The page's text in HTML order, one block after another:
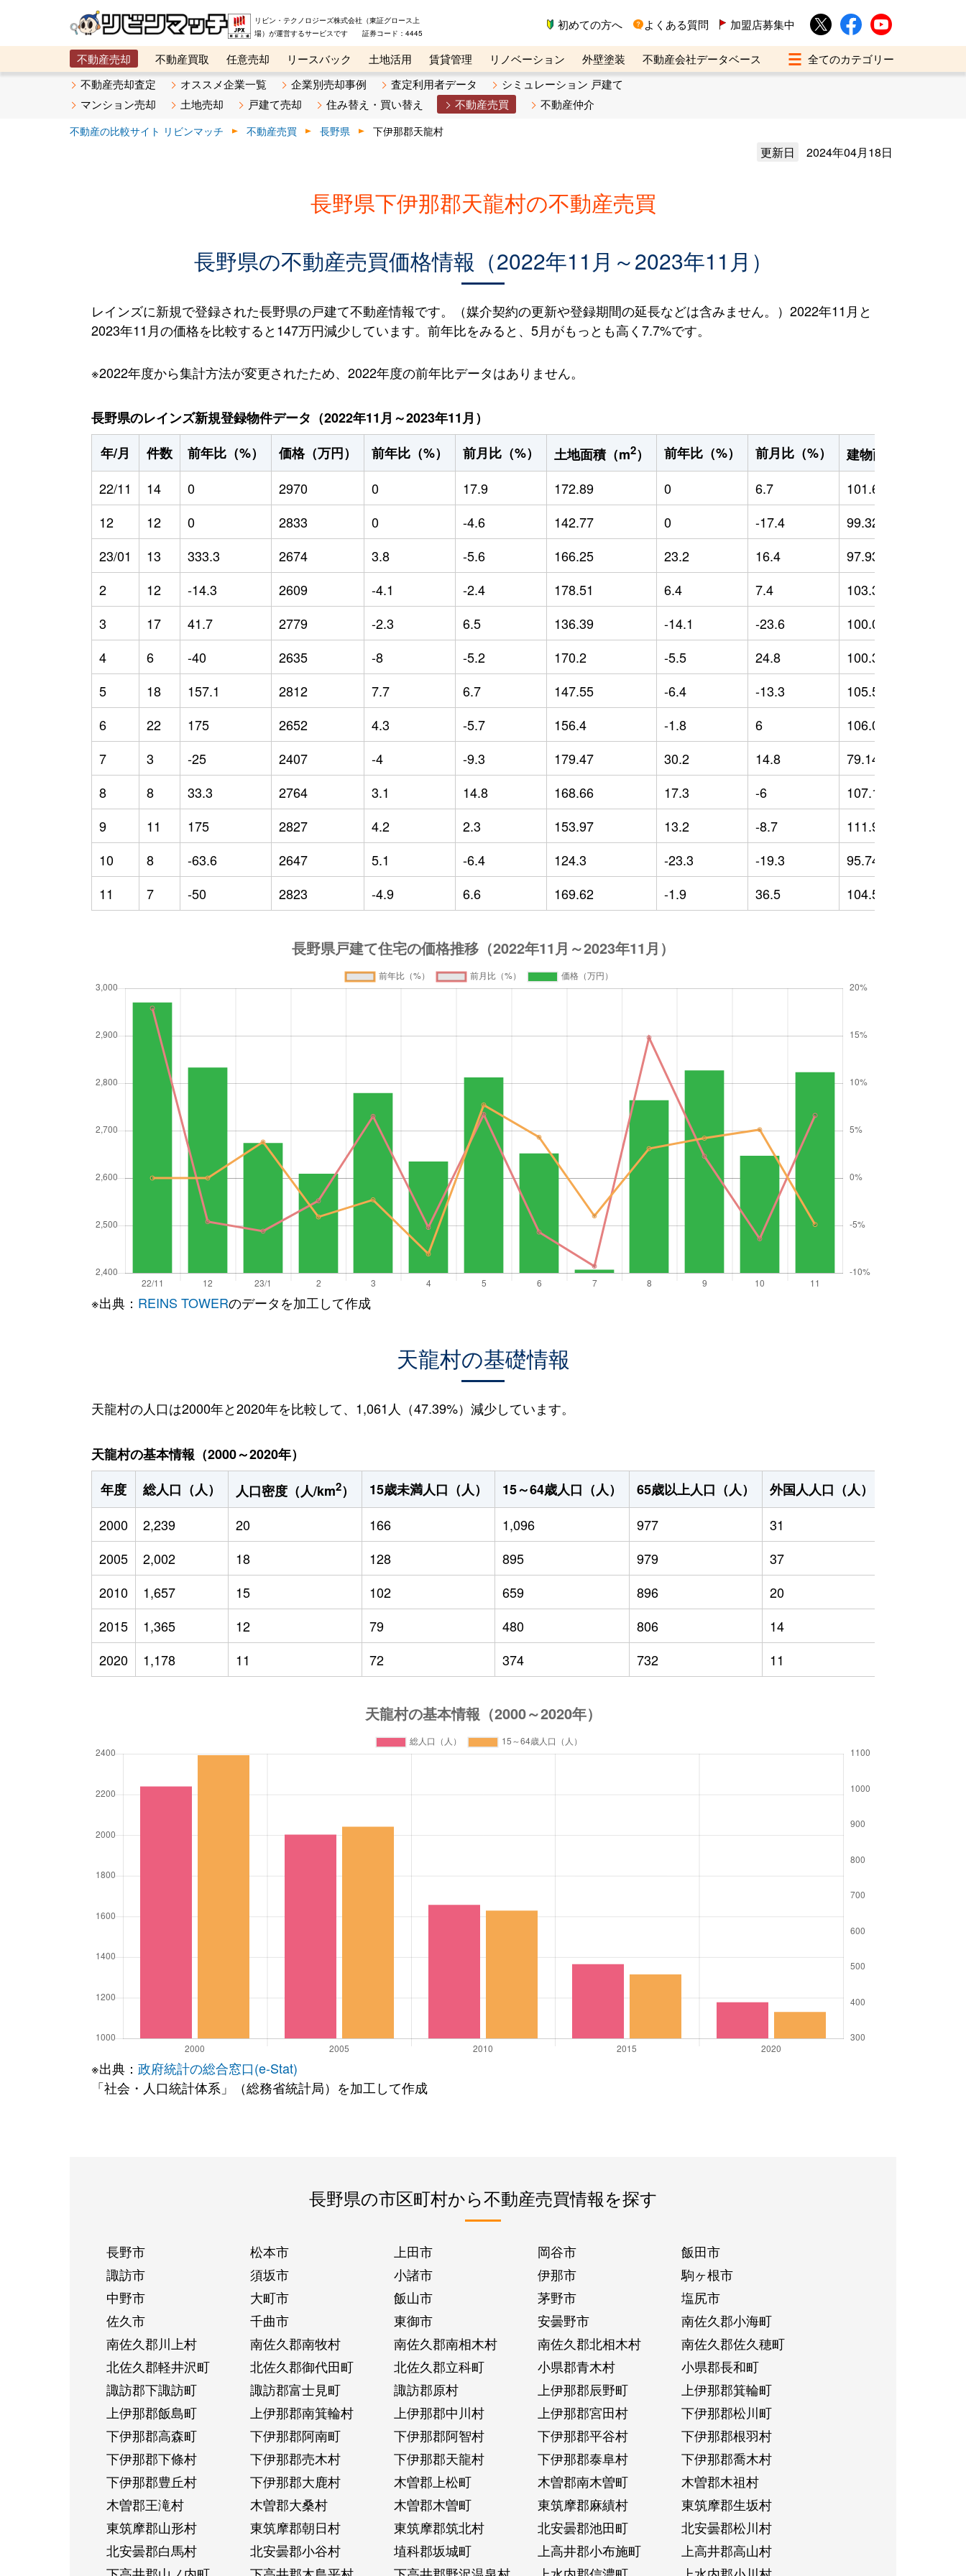
リビン・テクノロジーズ株式会社（東証グロース上
場）が運営するサービスです 証券コード：4445
初めての方へ よくある質問 加盟店募集中
不動産売却 不動産買取 任意売却 リースバック 土地活用 賃貸管理 リノベーション 外壁塗装
不動産会社データベース
メタ住宅展示場
ベスト不動産カンパニー オンライン講座 リビンマガジンBiz 不動産売却ご相談デスク
不動産売却査定 オススメ企業一覧 企業別売却事例 査定利用者データ
シミュレーション 戸建て
マンション売却
土地売却 戸建て売却 住み替え・買い替え 不動産売買 不動産仲介
不動産の比較サイト リビンマッチ 不動産売買 長野県 下伊那郡天龍村
更新日 2024年04月18日
長野県下伊那郡天龍村の不動産売買
長野県の不動産売買価格情報（2022年11月～2023年11月）
レインズに新規で登録された長野県の戸建て不動産情報です。（媒介契約の更新や登録期間の延長などは含みません。）2022年11月と
2023年11月の価格を比較すると147万円減少しています。前年比をみると、5月がもっとも高く7.7%です。
※2022年度から集計方法が変更されたため、2022年度の前年比データはありません。
長野県のレインズ新規登録物件データ（2022年11月～2023年11月）
年/月
件数 前年比（%） 価格（万円） 前年比（%） 前月比（%） 土地面積（m2） 前年比（%） 前月比（%） 建物面積（m
22/11
14 0 2970 0 17.9 172.89 0 6.7 101.66
12
12 0 2833 0 -4.6 142.77 0 -17.4 99.32
23/01
13 333.3 2674 3.8 -5.6 166.25 23.2 16.4 97.93
2
12 -14.3 2609 -4.1 -2.4 178.51 6.4 7.4 103.37
3
17 41.7 2779 -2.3 6.5 136.39 -14.1 -23.6 100.06
4
6 -40 2635 -8 -5.2 170.2 -5.5 24.8 100.36
5
18 157.1 2812 7.7 6.7 147.55 -6.4 -13.3 105.54
6
22 175 2652 4.3 -5.7 156.4 -1.8 6 106.01
7
3 -25 2407 -4 -9.3 179.47 30.2 14.8 79.14
8
8 33.3 2764 3.1 14.8 168.66 17.3 -6 107.18
9
11 175 2827 4.2 2.3 153.97 13.2 -8.7 111.96
10
8 -63.6 2647 5.1 -6.4 124.3 -23.3 -19.3 95.74
11
7 -50 2823 -4.9 6.6 169.62 -1.9 36.5 104.59
※出典： REINS TOWERのデータを加工して作成
天龍村の基礎情報
天龍村の人口は2000年と2020年を比較して、1,061人（47.39%）減少しています。
天龍村の基本情報（2000～2020年）
年度
総人口（人） 人口密度（人/km2） 15歳未満人口（人） 15～64歳人口（人） 65歳以上人口（人） 外国人人口（人）
2000
2,239 20 166 1,096 977 31
2005
2,002 18 128 895 979 37
2010
1,657 15 102 659 896 20
2015
1,365 12 79 480 806 14
2020
1,178 11 72 374 732 11
※出典： 政府統計の総合窓口(e-Stat)
「社会・人口統計体系」（総務省統計局）を加工して作成
長野県の市区町村から不動産売買情報を探す
長野市 松本市 上田市 岡谷市
飯田市
諏訪市
須坂市 小諸市 伊那市
駒ヶ根市
中野市
大町市 飯山市 茅野市
塩尻市
佐久市
千曲市 東御市 安曇野市
南佐久郡小海町
南佐久郡川上村
南佐久郡南牧村 南佐久郡南相木村 南佐久郡北相木村
南佐久郡佐久穂町
北佐久郡軽井沢町
北佐久郡御代田町 北佐久郡立科町 小県郡青木村
小県郡長和町
諏訪郡下諏訪町
諏訪郡富士見町 諏訪郡原村 上伊那郡辰野町
上伊那郡箕輪町
上伊那郡飯島町
上伊那郡南箕輪村 上伊那郡中川村 上伊那郡宮田村
下伊那郡松川町
下伊那郡高森町
下伊那郡阿南町 下伊那郡阿智村 下伊那郡平谷村
下伊那郡根羽村
下伊那郡下條村
下伊那郡売木村 下伊那郡天龍村 下伊那郡泰阜村
下伊那郡喬木村
下伊那郡豊丘村
下伊那郡大鹿村 木曽郡上松町 木曽郡南木曽町
木曽郡木祖村
木曽郡王滝村
木曽郡大桑村 木曽郡木曽町 東筑摩郡麻績村
東筑摩郡生坂村
東筑摩郡山形村
東筑摩郡朝日村 東筑摩郡筑北村 北安曇郡池田町
北安曇郡松川村
北安曇郡白馬村
北安曇郡小谷村 埴科郡坂城町 上高井郡小布施町
上高井郡高山村